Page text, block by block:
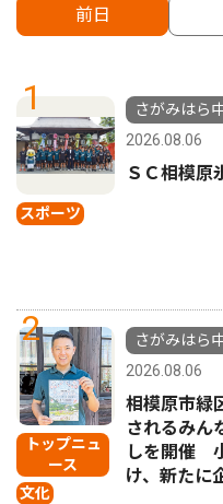
前日
1
スポーツ
さがみはら
2026.08.06
ＳＣ相模原
2
トップニュ
ース
文化
さがみはら
2026.08.06
相模原市緑
されるみん
しを開催
け、新たに